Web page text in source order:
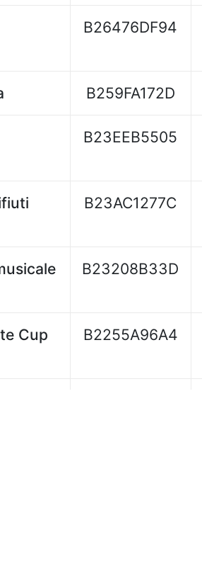
B26476DF94
B259FA172D
B23EEB5505
B23AC1277C
B23208B33D
Cup
B2255A96A4